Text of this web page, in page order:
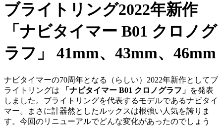
ブライトリング2022年新作
「ナビタイマー B01 クロノグ
ラフ」 41mm、43mm、46mm
ナビタイマーの70周年となる（らしい）2022年新作としてブ
ライトリングは
「ナビタイマー B01 クロノグラフ」 を発表
しました。ブライトリングを代表するモデルであるナビタイ
マー。まさに計器然としたルックスは根強い人気を誇りま
す。今回のリニューアルでどんな変化があったのでしょう